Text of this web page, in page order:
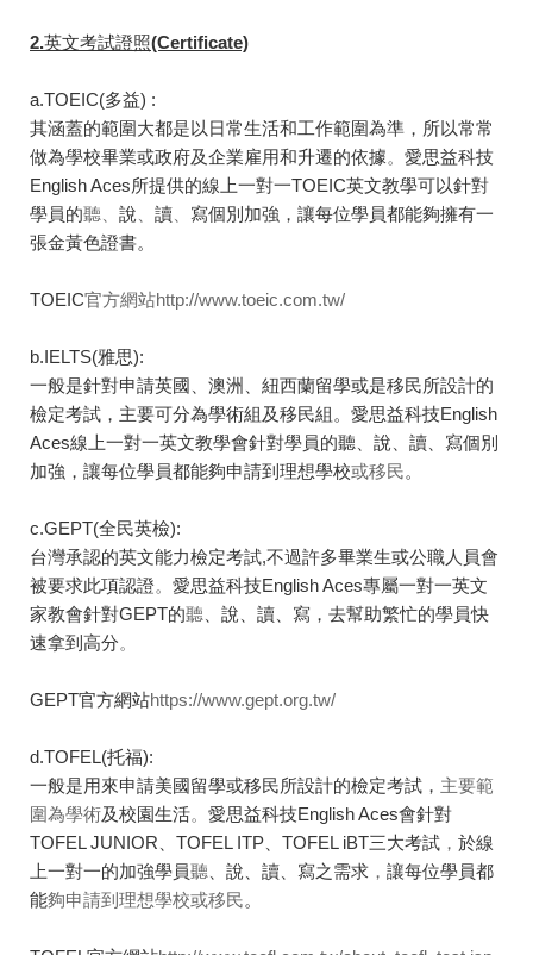
2.英文考試證照(Certificate)
a.TOEIC(多益) :
其涵蓋的範圍大都是以日常生活和工作範圍為準，所以常常
做為學校畢業或政府及企業雇用和升遷的依據。 愛思益科技
English Aces所提供的線上一對一TOEIC英文教學可以針對
學員的聽 說 讀
寫個別加強，讓每位學員都能夠擁有一
張金黃色證書。
TOEIC官方網站http://www.toeic.com.tw/
b.IELTS(雅思):
一般是針對申請英國、澳洲、紐西蘭留學或是移民所設計的
檢定考試，主要可分為學術組及移民組。愛思益科技English
Aces線上一對一英文教學會針對學員的聽、說、讀、寫個別
加強，讓每位學員都能夠申請到理想學校或移民。
c.GEPT(全民英檢):
台灣承認的英文能力檢定考試,不過許多畢業生或公職人員會
被要求此項認證。 愛思益科技English Aces專屬一對一英文
家教會針對GEPT的聽 、說、讀、寫，去幫助繁忙的學員快
速拿到高分。
GEPT官方網站https://www.gept.org.tw/
d.TOFEL(托福):
一般是用來申請美國留學或移民所設計的檢定考試， 主要範
圍為學術及校園生活。 愛思益科技English Aces會針對
TOFEL JUNIOR、TOFEL ITP、TOFEL iBT三大考試 ， 於線
上一對一的加強學員聽 、說、讀、寫之需求 ， 讓每位學員都
能夠申請到理想學校或移民。